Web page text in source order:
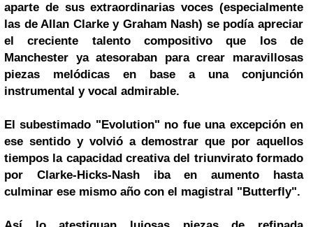
aparte de sus extraordinarias voces (especialmente
las de Allan Clarke y Graham Nash) se podía apreciar
el creciente talento compositivo que los de
Manchester ya atesoraban para crear maravillosas
piezas melódicas en base a una conjunción
instrumental y vocal admirable.
El subestimado "Evolution" no fue una excepción en
ese sentido y volvió a demostrar que por aquellos
tiempos la capacidad creativa del triunvirato formado
por Clarke-Hicks-Nash iba en aumento hasta
culminar ese mismo año con el magistral "Butterfly".